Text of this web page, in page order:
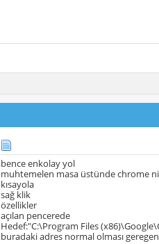
bence enkolay yol
muhtemelen masa üstünde chrome
kısayola
sağ klik
özellikler
açılan pencerede
Hedef:"C:\Program Files
buradaki adres normal olması